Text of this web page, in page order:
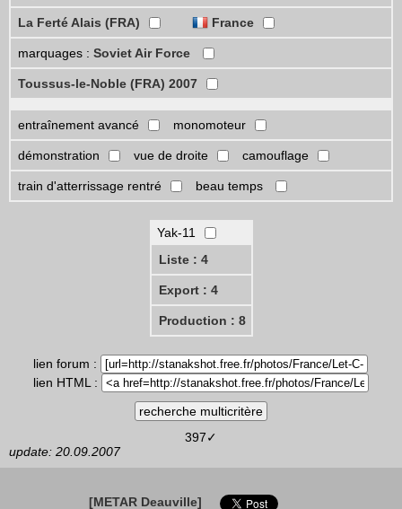
La Ferté Alais (FRA) France
marquages : Soviet Air Force
Toussus-le-Noble (FRA) 2007
entraînement avancé monomoteur
démonstration vue de droite camouflage
train d'atterrissage rentré beau temps
Yak-11
Liste : 4
Export : 4
Production : 8
lien forum :
lien HTML :
397✓
update: 20.09.2007
[METAR Deauville]